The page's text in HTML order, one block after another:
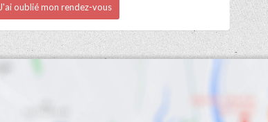
J'ai oublié mon rendez-vous